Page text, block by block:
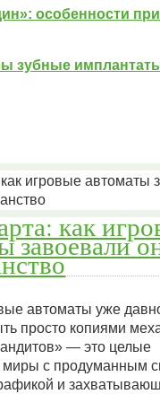
особенности
зубные
как
завоевали
автоматы уже
просто копиями
— это целые
миры с продуманным
и